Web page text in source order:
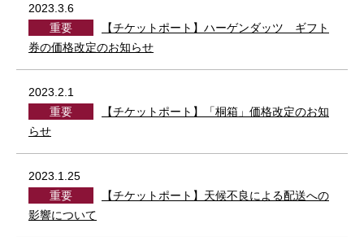
2023.3.6
重要
【チケットポート】ハーゲンダッツ ギフト
券の価格改定のお知らせ
2023.2.1
重要
【チケットポート】「桐箱」価格改定のお知
らせ
2023.1.25
重要
【チケットポート】天候不良による配送への
影響について